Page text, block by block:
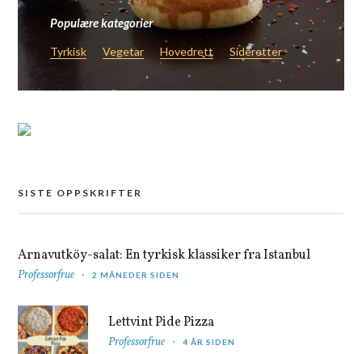
Populære kategorier
Tyrkisk Vegetar Hovedrett Sideretter
SISTE OPPSKRIFTER
Arnavutköy-salat: En tyrkisk klassiker fra Istanbul
Professorfrue 2 MÅNEDER SIDEN
Lettvint Pide Pizza
Professorfrue 4 ÅR SIDEN